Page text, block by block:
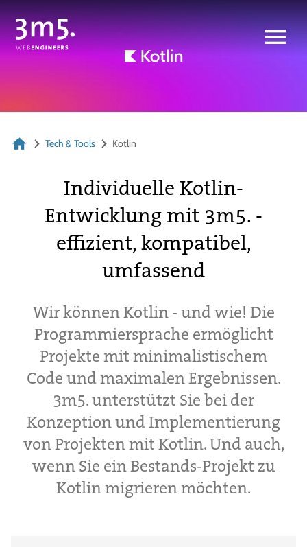
Tech & Tools Kotlin
Individuelle Kotlin-
Entwicklung mit 3m5. -
effizient, kompatibel,
umfassend
Wir können Kotlin - und wie! Die
Programmiersprache ermöglicht
Projekte mit minimalistischem
Code und maximalen Ergebnissen.
3m5. unterstützt Sie bei der
Konzeption und Implementierung
von Projekten mit Kotlin. Und auch,
wenn Sie ein Bestands-Projekt zu
Kotlin migrieren möchten.